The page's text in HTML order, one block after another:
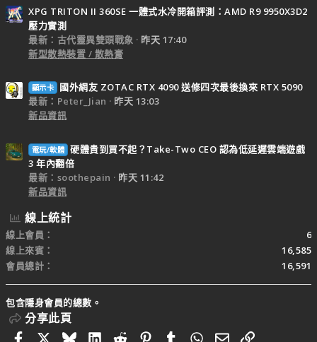
XPG TRITON II 360SE 一體式水冷開箱評測：AMD R9 9950X3D2
壓力實測
最新：古代靈異雙頭戰象
昨天 17:40
新型散熱裝置 / 散熱膏
顯示卡
國外網友 ZOTAC RTX 4090 送修四次最後換來 RTX 5090
最新：Peter_Jian
昨天 13:03
新品資訊
電玩/軟體 硬體貴到買不起？Take-Two CEO 認為低延遲雲端遊戲
3 年內翻倍
最新：soothepain
昨天 11:42
新品資訊
線上統計
線上會員
6
線上來賓
16,585
會員總計
16,591
包含隱身會員的總數。
分享此頁
FacebookBlueskyLinkedIn
RedditPinterestTumblrWhatsApp
電子郵件
連結